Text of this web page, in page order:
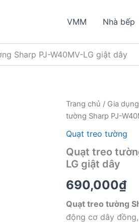
VMM Nhà bếp
Sharp PJ-W40MV-LG giật dây
Trang chủ / Gia dụng
tường Sharp PJ-
Quạt treo tường
Quạt treo
LG giật dây
690,000₫
Quạt treo tường
động cơ dây